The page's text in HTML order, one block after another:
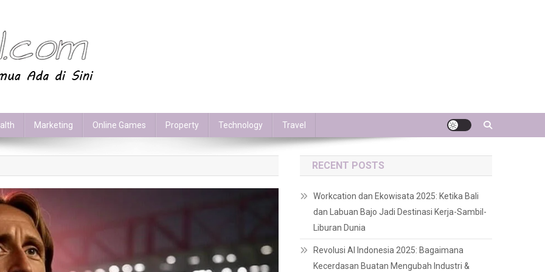
Marketing Online Games Property Technology Travel
RECENT POSTS
Workcation dan Ekowisata 2025: Ketika Bali
dan Labuan Bajo Jadi Destinasi Kerja-Sambil-
Liburan Dunia
Revolusi AI Indonesia 2025: Bagaimana
Kecerdasan Buatan Mengubah Industri &